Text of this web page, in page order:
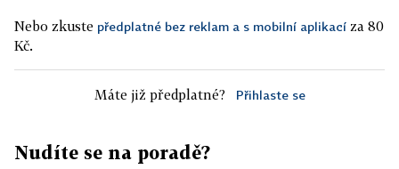
Nebo zkuste předplatné bez reklam a s mobilní aplikací za 80
Kč.
Máte již předplatné? Přihlaste se
Nudíte se na poradě?